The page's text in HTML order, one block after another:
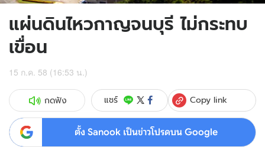
แผ่นดินไหวกาญจนบุรี ไม่กระทบ
เขื่อน
15 ก.ค. 58 (16:53 น.)
กดฟัง แชร์ Copy link
ตั้ง Sanook เป็นข่าวโปรดบน Google